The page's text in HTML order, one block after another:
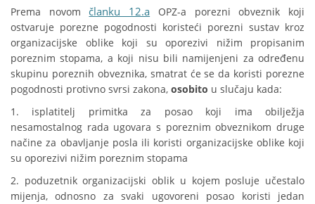
Prema novom članku 12.a OPZ-a porezni obveznik koji
ostvaruje porezne pogodnosti koristeći porezni sustav kroz
organizacijske oblike koji su oporezivi nižim propisanim
poreznim stopama, a koji nisu bili namijenjeni za određenu
skupinu poreznih obveznika, smatrat će se da koristi porezne
pogodnosti protivno svrsi zakona, osobito u slučaju kada:
1. isplatitelj primitka za posao koji ima obilježja
nesamostalnog rada ugovara s poreznim obveznikom druge
načine za obavljanje posla ili koristi organizacijske oblike koji
su oporezivi nižim poreznim stopama
2. poduzetnik organizacijski oblik u kojem posluje učestalo
mijenja, odnosno za svaki ugovoreni posao koristi jedan